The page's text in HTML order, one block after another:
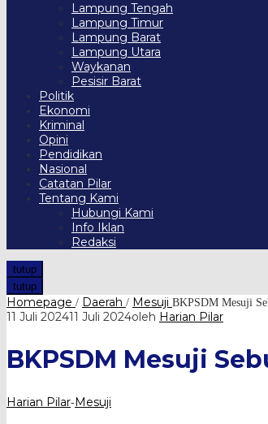
Lampung Tengah
Lampung Timur
Lampung Barat
Lampung Utara
Waykanan
Pesisir Barat
Politik
Ekonomi
Kriminal
Opini
Pendidikan
Nasional
Catatan Pilar
Tentang Kami
Hubungi Kami
Info Iklan
Redaksi
tutup
tutup
Homepage / Daerah / Mesuji BKPSDM Mesuji
11 Juli 202411 Juli 2024oleh Harian Pilar
BKPSDM Mesuji
Harian Pilar-Mesuji